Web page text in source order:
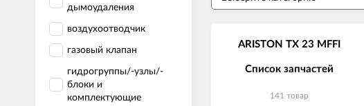
дымоудаления
воздухоотводчик
газовый клапан
гидрогруппы/-узлы/-
блоки и
комплектующие
ARISTON TX 23 MFFI
Список запчастей
141 товар